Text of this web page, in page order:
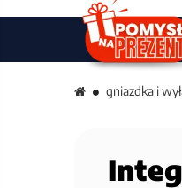
gniazdka i